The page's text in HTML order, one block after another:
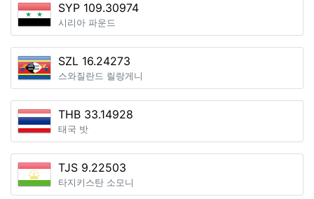
SYP 109.30974
시리아 파운드
SZL 16.24273
스와질란드 릴랑게니
THB 33.14928
태국 밧
TJS 9.22503
타지키스탄 소모니